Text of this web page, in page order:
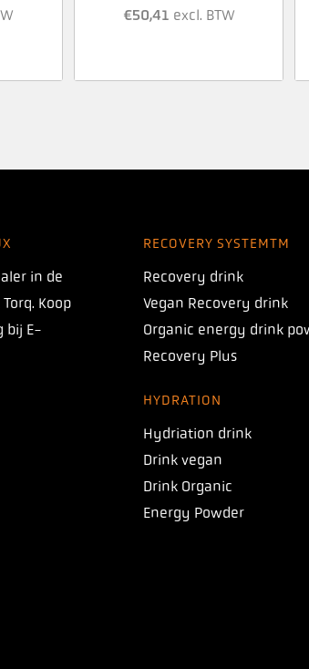
€50,41 excl. BTW
in de
Koop
bij E-
RECOVERY SYSTEMTM
Recovery drink
Vegan Recovery drink
Organic energy drink
Recovery Plus
HYDRATION
Hydriation drink
Drink vegan
Drink Organic
Energy Powder